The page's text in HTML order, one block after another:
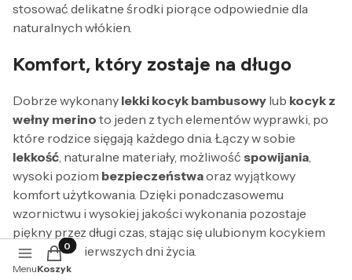
stosować delikatne środki piorące odpowiednie dla
naturalnych włókien.
Komfort, który zostaje na długo
Dobrze wykonany lekki kocyk bambusowy lub kocyk z
wełny merino to jeden z tych elementów wyprawki, po
które rodzice sięgają każdego dnia. Łączy w sobie
lekkość, naturalne materiały, możliwość spowijania,
wysoki poziom bezpieczeństwaoraz wyjątkowy
komfort użytkowania. Dzięki ponadczasowemu
wzornictwu i wysokiej jakości wykonania pozostaje
piękny przez długi czas, stając się ulubionym kocykiem
dziecka od pierwszych dni życia.
Menu
Produkty w koszyku: 0. Zobacz szczegóły
Koszyk